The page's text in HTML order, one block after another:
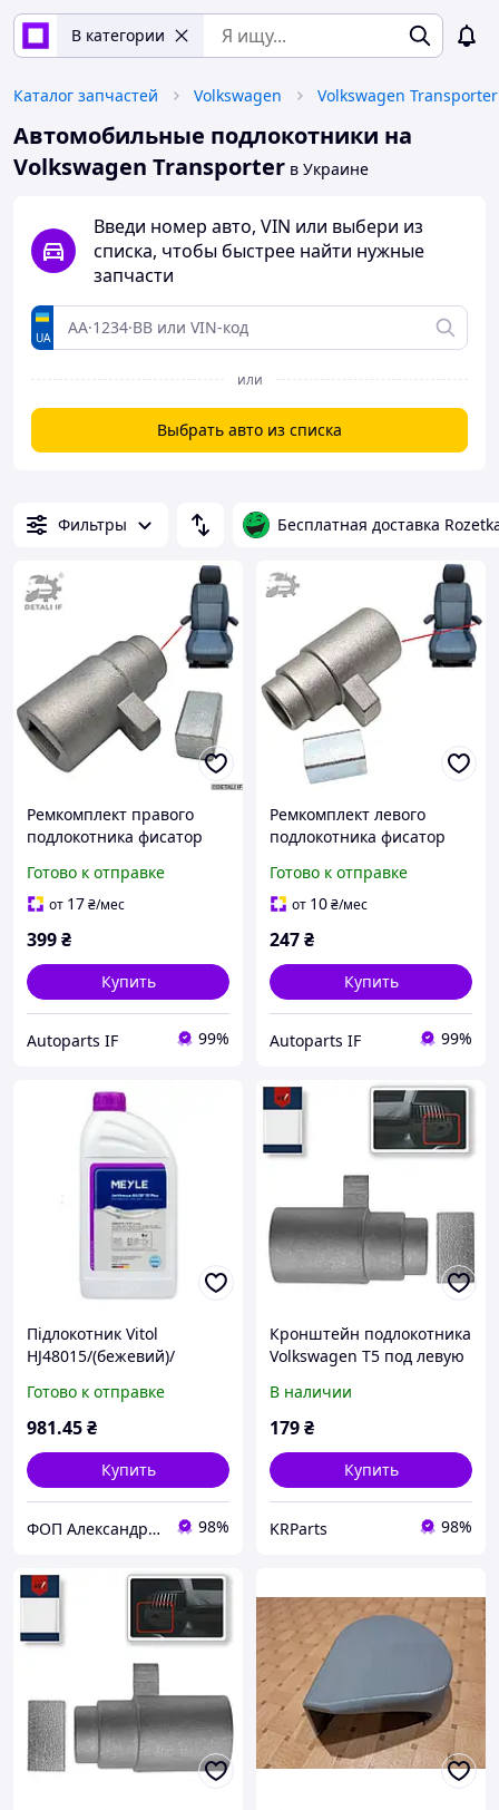
В категории
Каталог запчастей Volkswagen Volkswagen Transporter
Автомобильные подлокотники на
Volkswagen Transporter в Украине
Введи номер авто, VIN или выбери из
списка, чтобы быстрее найти нужные
запчасти
UA
или
Выбрать авто из списка
Фильтры Бесплатная доставка
Ремкомплект правого
подлокотника фисатор
Фольксваген 7H0881082
Готово к отправке
от 17₴/мес
399₴
Купить
Autoparts IF 99%
Ремкомплект левого
подлокотника фисатор
Фольксваген 7H0881081
Готово к отправке
от 10₴/мес
247₴
Купить
Autoparts IF 99%
Підлокотник Vitol
HJ48015/(бежевий)/
підстаканник
Готово к отправке
981.45₴
Купить
ФОП Александрова Ірина Анатоліївна 98%
Кронштейн подлокотника
Volkswagen T5 под левую
В наличии
179₴
Купить
KRParts 98%